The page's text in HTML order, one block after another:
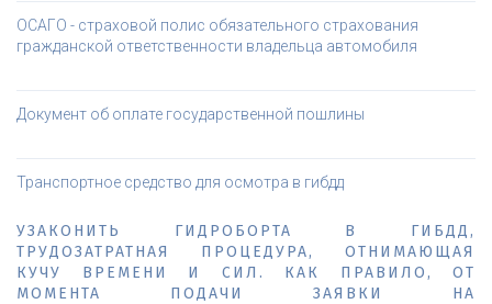
ОСАГО - страховой полис обязательного страхования
гражданской ответственности владельца автомобиля
Документ об оплате государственной пошлины
Транспортное средство для осмотра в гибдд
УЗАКОНИТЬ ГИДРОБОРТА В ГИБДД,
ТРУДОЗАТРАТНАЯ ПРОЦЕДУРА, ОТНИМАЮЩАЯ
КУЧУ ВРЕМЕНИ И СИЛ. КАК ПРАВИЛО, ОТ
МОМЕНТА ПОДАЧИ ЗАЯВКИ НА